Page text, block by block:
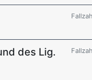
des Lig.